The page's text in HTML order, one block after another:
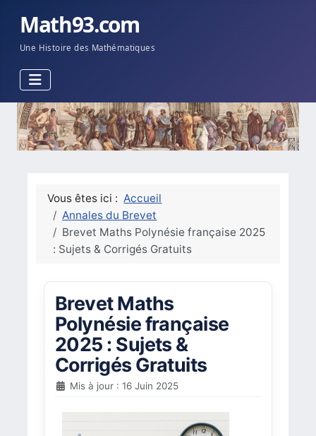
Math93.com
Une Histoire des Mathématiques
Vous êtes ici : Accueil
Annales du Brevet
Brevet Maths Polynésie française 2025
: Sujets & Corrigés Gratuits
Brevet Maths
Polynésie française
2025 : Sujets &
Corrigés Gratuits
Mis à jour : 16 Juin 2025